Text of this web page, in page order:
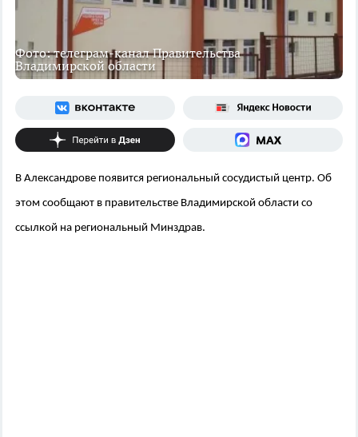
Фото: телеграм-канал Правительства
Владимирской области
В Александрове появится региональный сосудистый центр. Об
этом сообщают в правительстве Владимирской области со
ссылкой на региональный Минздрав.